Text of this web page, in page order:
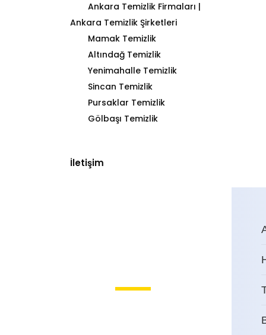
Ankara Temizlik Firmaları |
Ankara Temizlik Şirketleri
Mamak Temizlik
Altındağ Temizlik
Yenimahalle Temizlik
Sincan Temizlik
Pursaklar Temizlik
Gölbaşı Temizlik
İletişim